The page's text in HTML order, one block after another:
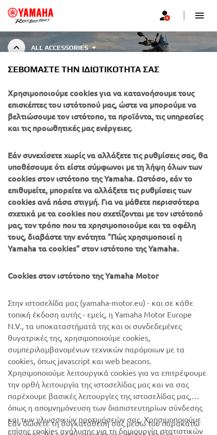
ALL ACCESSORIES
ALL ACCESSORIES
ΕΤΑΙΡΕΊΑ
B2B
ΠΕΡΙΣΣΌΤΕΡΑ YAMAHA
SUPPORT
ΕΝΗΜΕΡΩΤΙΚΟ ΔΕΛΤΙΟ
Γίνετε ο πρώτος που θα μάθετε για τις τελευταίες προσφορές, τις
ειδικές εκδηλώσεις, τις νέες κυκλοφορίες και πολλά άλλα
ΕΓΓΡΑΦΉ
Διαβάστε την Πολιτική Απορρήτου μας για να μάθετε πώς
επεξεργαζόμαστε τα προσωπικά σας δεδομένα:
απορρήτου
Greece (Greek)
ΣΕΒΌΜΑΣΤΕ ΤΗΝ ΙΔΙΩΤΙΚΌΤΗΤΆ ΣΑΣ
Χρησιμοποιούμε cookies για να κατανοήσουμε τους
επισκέπτες του ιστότοπού μας, ώστε να μπορούμε να
βελτιώσουμε τον ιστότοπο, τα προϊόντα, τις υπηρεσίες
και τις προωθητικές μας ενέργειες.
Εάν συνεχίσετε χωρίς να αλλάξετε τις ρυθμίσεις σας, θα
υποθέσουμε ότι είστε σύμφωνοι με τη λήψη όλων των
cookies στον ιστότοπο της Yamaha. Ωστόσο, εάν το
επιθυμείτε, μπορείτε να αλλάξετε τις ρυθμίσεις των
cookies ανά πάσα στιγμή. Για να μάθετε περισσότερα
σχετικά με τα cookies που σχετίζονται με τον ιστότοπό
μας, τον τρόπο που τα χρησιμοποιούμε και τα οφέλη
τους, διαβάστε την ενότητα "Πώς χρησιμοποιεί η
Yamaha τα cookies" στον ιστότοπο της Yamaha.
Cookies στον ιστότοπο της Yamaha Motor
Στην ιστοσελίδα μας (yamaha-motor.eu) - και σε κάθε
τοπική έκδοση αυτής - εμείς, η Yamaha Motor Europe
N.V., τα υποκαταστήματά της και οι συνδεδεμένες
θυγατρικές της, χρησιμοποιούμε cookies,
συμπεριλαμβανομένων τεχνικών παρόμοιων με τα
cookies, όπως javascript και web beacons.
Χρησιμοποιούμε λειτουργικά cookies για να επιτρέψουμε
την ορθή λειτουργία της ιστοσελίδας μας και να σας
παρέχουμε βασικές λειτουργίες της ιστοσελίδας μας,
όπως η απομνημόνευση των διαπιστευτηρίων σύνδεσης
και των γλωσσικών προτιμήσεών σας. Χρησιμοποιούμε
επίσης cookies ανάλυσης για τη δημιουργία στατιστικών
Εάν δώσετε τη συγκατάθεσή σας μέσω του παρακάτω